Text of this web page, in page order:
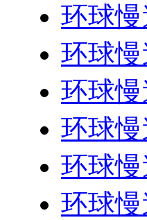
环球
环球
环球
环球
环球
环球